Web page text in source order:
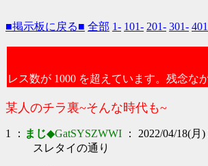
■掲示板に戻る■ 全部 1- 101- 201- 301-
レス数が 1000 を超えています。残念な
某人のチラ裏~そんな時代も~
1 ： まじ◆GatSYSZWWI ： 2022/04/18(
スレタイの通り